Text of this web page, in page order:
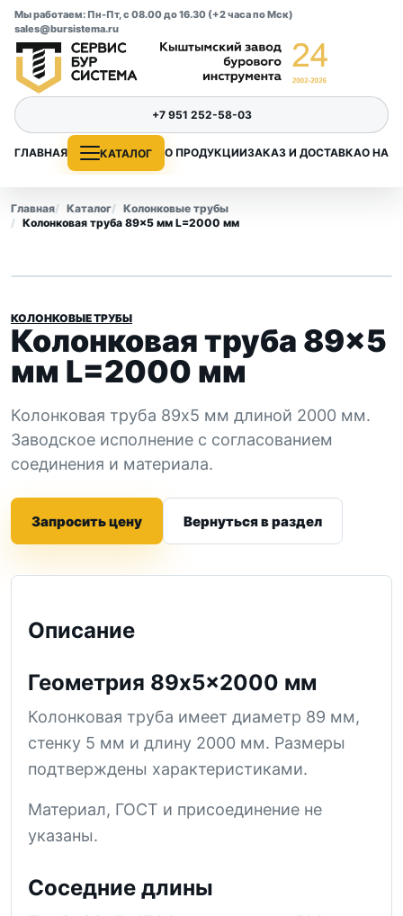
Мы работаем: Пн-Пт, с 08.00 до 16.30 (+2 часа по Мск)
sales@bursistema.ru
ГЛАВНАЯ КАТАЛОГ О ПРОДУКЦИИЗАКАЗ И ДОСТАВКАО НАС
+7 951 252-58-03
Главная Каталог
Колонковые трубы
Колонковая труба 89×5 мм L=2000 мм
КОЛОНКОВЫЕ ТРУБЫ
Колонковая труба 89×5
мм L=2000 мм
Колонковая труба 89x5 мм длиной 2000 мм.
Заводское исполнение с согласованием
соединения и материала.
Запросить цену Вернуться в раздел
Описание
Геометрия 89x5x2000 мм
Колонковая труба имеет диаметр 89 мм,
стенку 5 мм и длину 2000 мм. Размеры
подтверждены характеристиками.
Материал, ГОСТ и присоединение не
указаны.
Соседние длины